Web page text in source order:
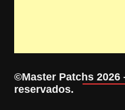
©Master Patchs
reservados.